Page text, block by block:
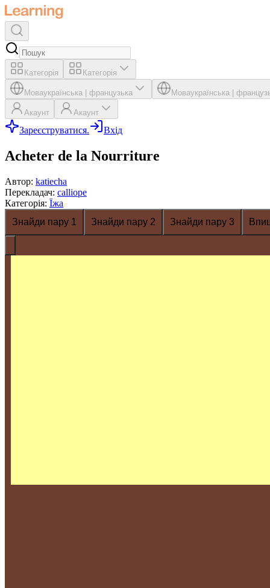
Категорія Категорія
Моваукраїнська французька Моваукраїнська
Акаунт Акаунт
Зареєструватися. Вхід
Acheter de la Nourriture
Автор: katiecha
Перекладач: calliope
Категорія: Їжа
Знайди пару 1
Знайди пару 2 Знайди пару 3